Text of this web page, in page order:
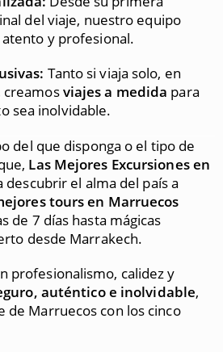
del viaje, nuestro equipo
y profesional.
Tanto si viaja solo, en
creamosviajes a medida para
sea inolvidable.
del que disponga o el tipo de
Las Mejores Excursiones en
el alma del país a
tours en Marruecos
de 7 días hasta mágicas
desde Marrakech.
profesionalismo, calidez y
auténtico e inolvidable,
de Marruecos con los cinco